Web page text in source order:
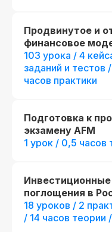
Продвинутое и
финансовое
103 урока / 4
заданий и тестов
часов практики
Подготовка к
экзамену AFM
1 урок / 0,5 часов
Инвестиционные
поглощения в
18 уроков / 2
/ 14 часов теории
Инвестиционный